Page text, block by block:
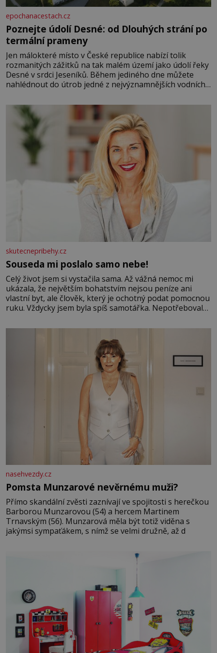
epochanacestach.cz
Poznejte údolí Desné: od Dlouhých strání po
termální prameny
Jen málokteré místo v České republice nabízí tolik
rozmanitých zážitků na tak malém území jako údolí řeky
Desné v srdci Jeseníků. Během jediného dne můžete
nahlédnout do útrob jedné z nejvýznamnějších vodních
se na koloběžce a den zakončit poznáváním památek ve
Velkých Losinách nebo v termálním
skutecnepribehy.cz
Souseda mi poslalo samo nebe!
Celý život jsem si vystačila sama. Až vážná nemoc mi
ukázala, že největším bohatstvím nejsou peníze ani
vlastní byt, ale člověk, který je ochotný podat pomocnou
ruku. Vždycky jsem byla spíš samotářka. Nepotřebovala
mi knihy, práce a hlavně klid. Hned po studiích jsem
nasehvezdy.cz
Pomsta Munzarové nevěrnému muži?
Přímo skandální zvěsti zaznívají ve spojitosti s herečkou
Barborou Munzarovou (54) a hercem Martinem
Trnavským (56). Munzarová měla být totiž viděna s
jakýmsi sympaťákem, s nímž se velmi družně, až d